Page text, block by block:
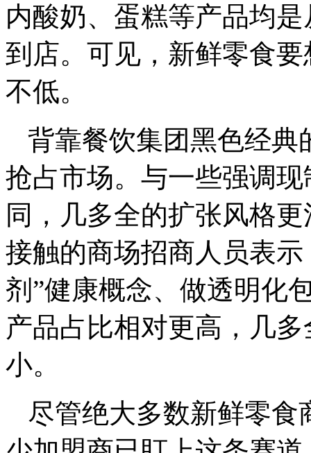
内酸奶、蛋糕等产品均
到店。可见，新鲜零食
不低。
背靠餐饮集团黑色经典
抢占市场。与一些强调
同，几多全的扩张风格
接触的商场招商人员表
剂”健康概念、做透明化
产品占比相对更高，几
小。
尽管绝大多数新鲜零食